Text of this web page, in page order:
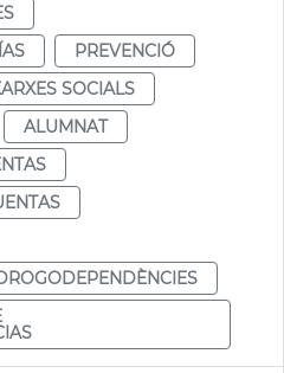
PREVENCIÓ
SOCIALS
ALUMNAT